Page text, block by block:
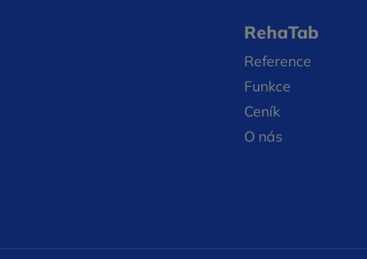
RehaTab
Reference
Funkce
Ceník
O nás